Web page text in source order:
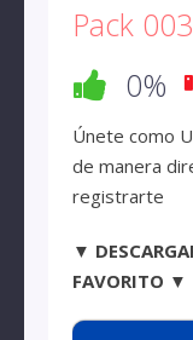
Pack
0%
Únete como
de manera
registrarte
▼
FAVORITO ▼